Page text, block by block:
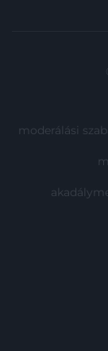
moderálási